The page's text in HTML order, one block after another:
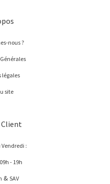
nous ?
légales
site
Client
:
- 19h
& SAV